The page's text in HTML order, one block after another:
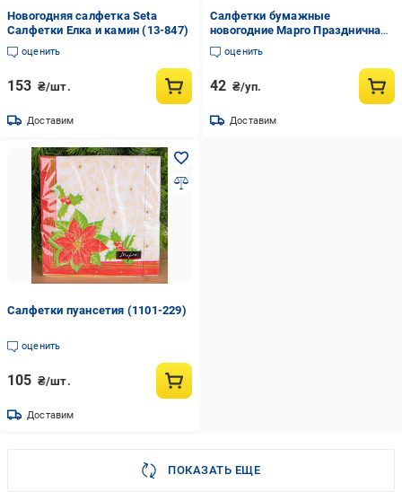
Новогодняя салфетка Seta
Салфетки Елка и камин (13-847)
оценить
153 ₴/шт.
Доставим
Салфетки бумажные
новогодние Марго Праздничная
ночь 18 шт. (22385604)
оценить
42 ₴/уп.
Доставим
Салфетки пуансетия (1101-229)
оценить
105 ₴/шт.
Доставим
ПОКАЗАТЬ ЕЩЕ